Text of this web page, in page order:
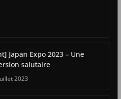
Japan Expo 2023 – Une
salutaire
2023